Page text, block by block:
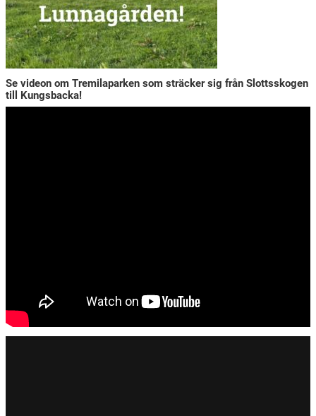
Se videon om Tremilaparken som sträcker sig från Slottsskogen
till Kungsbacka!